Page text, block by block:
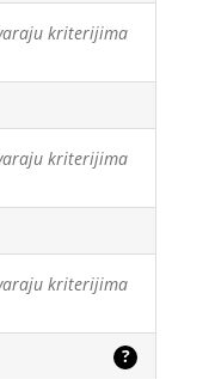
kriterijima
kriterijima
kriterijima
?